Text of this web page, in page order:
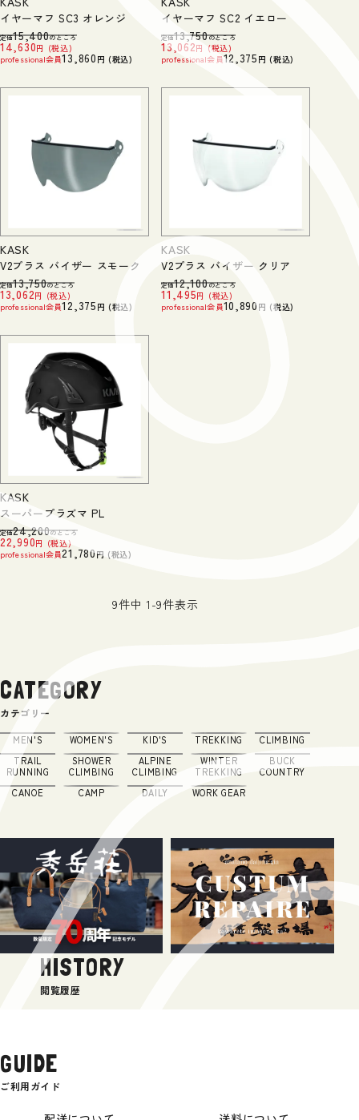
イヤーマフ SC3 オレンジ
定価15,400のところ
14,630
税込
professional会員13,860 税込
イヤーマフ SC2 イエロー
定価13,750のところ
13,062
税込
professional会員12,375 税込
KASK
V2プラス バイザー スモーク
定価13,750のところ
13,062
税込
professional会員12,375 税込
KASK
V2プラス バイザー クリア
定価12,100のところ
11,495
税込
professional会員10,890 税込
KASK
スーパープラズマ PL
定価24,200のところ
22,990
税込
professional会員21,780 税込
9件中 1 -9件表示
CATEGORY
カテゴリー
MEN'S WOMEN'S KID'S TREKKING
CLIMBING
TRAIL
RUNNING
SHOWER
CLIMBING
ALPINE
CLIMBING
WINTER
TREKKING
BUCK
COUNTRY
CANOE
CAMP DAILY WORK GEAR
HISTORY
閲覧履歴
GUIDE
ご利用ガイド